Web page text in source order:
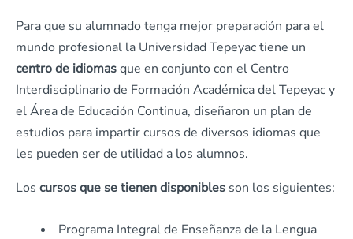
Para que su alumnado tenga mejor preparación para el
mundo profesional la Universidad Tepeyac tiene un
centro de idiomasque en conjunto con el Centro
Interdisciplinario de Formación Académica del Tepeyac y
el Área de Educación Continua, diseñaron un plan de
estudios para impartir cursos de diversos idiomas que
les pueden ser de utilidad a los alumnos.
Los cursos que se tienen disponibles son los siguientes:
Programa Integral de Enseñanza de la Lengua